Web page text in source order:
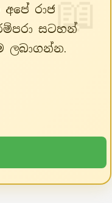
රාජ
සටහන්
ලබාගන්න.